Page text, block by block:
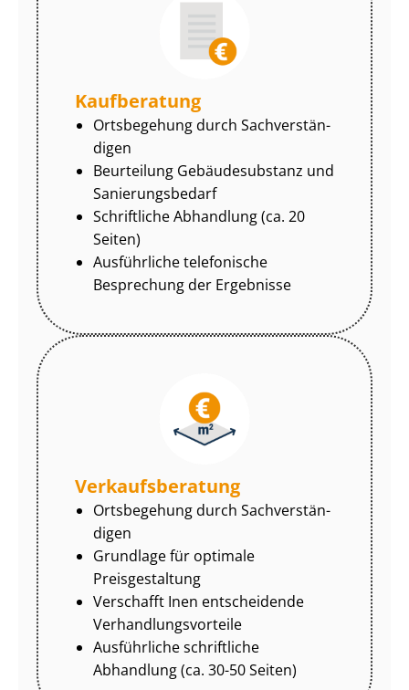
Kaufberatung
Ortsbegehung durch Sach­ver­stän­
di­gen
Beurteilung Gebäudesubstanz und
Sa­nie­rungs­be­darf
Schriftliche Abhandlung (ca. 20
Seiten)
Ausführliche telefonische
Besprechung der Ergebnisse
Ver­kaufs­be­ra­tung
Ortsbegehung durch Sach­ver­stän­
di­gen
Grundlage für optimale
Preisgestaltung
Verschafft Inen entscheidende
Ver­hand­lungs­vor­tei­le
Ausführliche schriftliche
Abhandlung (ca. 30-50 Seiten)